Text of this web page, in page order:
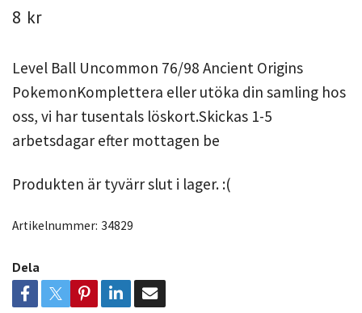
8 kr
Level Ball Uncommon 76/98 Ancient Origins
PokemonKomplettera eller utöka din samling hos
oss, vi har tusentals löskort.Skickas 1-5
arbetsdagar efter mottagen be
Produkten är tyvärr slut i lager. :(
Artikelnummer: 34829
Dela